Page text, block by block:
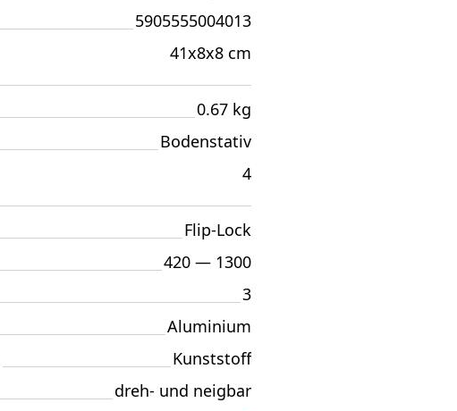
5905555004013
41x8x8 cm
0.67 kg
Bodenstativ
4
Flip-Lock
420 — 1300
3
Aluminium
Kunststoff
dreh- und neigbar